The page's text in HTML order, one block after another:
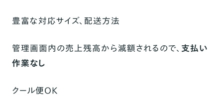
豊富な対応サイズ、配送方法
管理画面内の売上残高から減額されるので、 支払い
作業なし
クール便OK